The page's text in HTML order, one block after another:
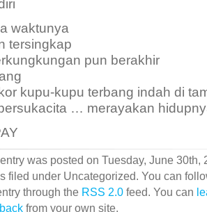
waktunya
tersingkap
pun berakhir
kupu-kupu terbang indah di
… merayakan
was posted on Tuesday, June 30th,
filed under Uncategorized. You can
through the RSS 2.0feed. You can
from your own site.